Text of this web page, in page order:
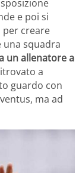
e poi si
per creare
una squadra
un allenatore a
a
guardo con
ma ad